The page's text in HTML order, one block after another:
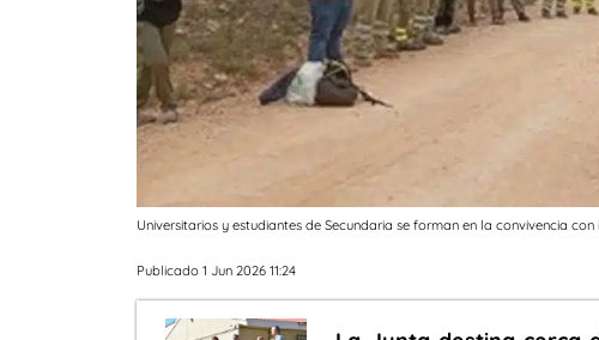
Universitarios y estudiantes de Secundaria se forman en la convivencia
Publicado 1 Jun 2026 11:24